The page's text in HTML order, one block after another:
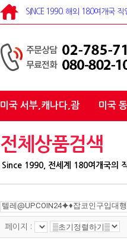
SINCE 1990. 해외 180여개국
미국 서부,캐나다,괌 미국
전체상품검색
Since 1990, 전세계 180여개국의
페이지 :